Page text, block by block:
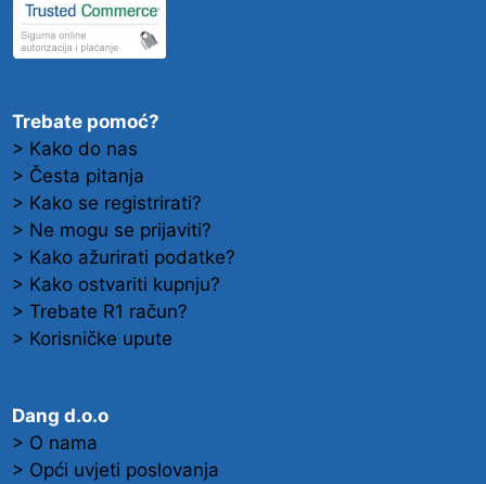
Trebate pomoć?
> Kako do nas
> Česta pitanja
> Kako se registrirati?
> Ne mogu se prijaviti?
> Kako ažurirati podatke?
> Kako ostvariti kupnju?
> Trebate R1 račun?
> Korisničke upute
Dang d.o.o
> O nama
> Opći uvjeti poslovanja